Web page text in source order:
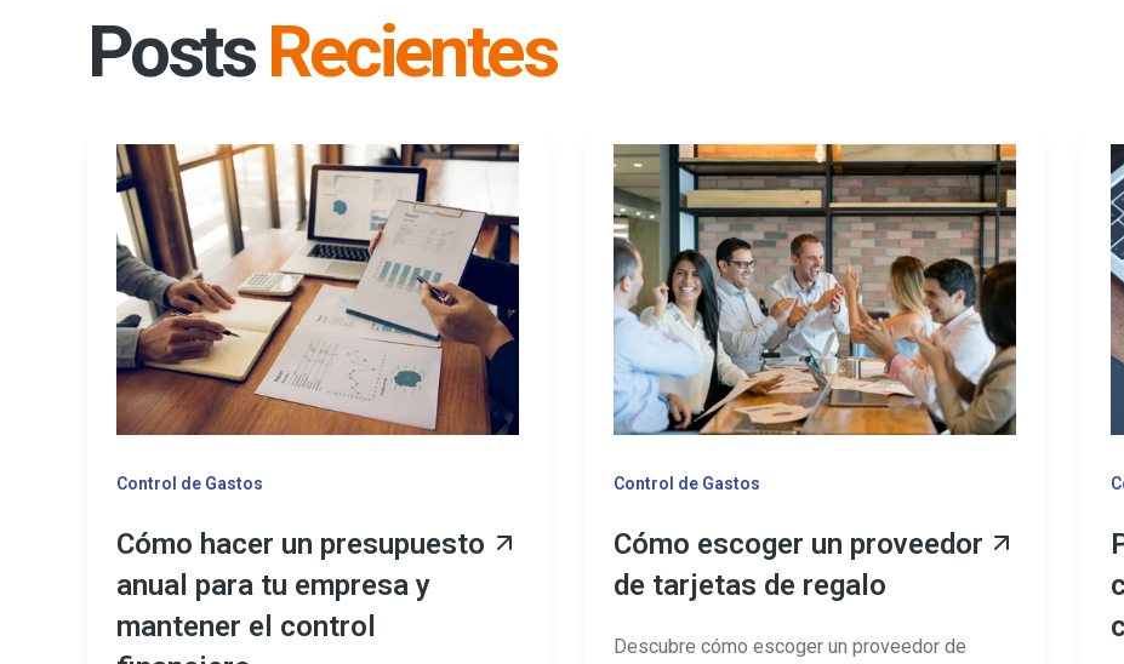
PostsRecientes
Control de Gastos
Cómo hacer un presupuesto
anual para tu empresa y
mantener el control
Control de Gastos
Cómo escoger un proveedor
de tarjetas de regalo
Descubre cómo escoger un proveedor de